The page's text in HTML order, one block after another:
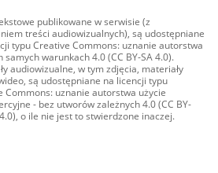
publikowane w serwisie (z
treści audiowizualnych), są udostępniane
typu Creative Commons: uznanie autorstwa
samych warunkach 4.0 (CC BY-SA 4.0).
audiowizualne, w tym zdjęcia, materiały
są udostępniane na licencji typu
Commons: uznanie autorstwa użycie
- bez utworów zależnych 4.0 (CC BY-
o ile nie jest to stwierdzone inaczej.